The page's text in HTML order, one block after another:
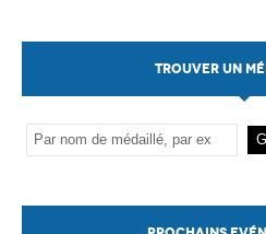
TROUVER UN